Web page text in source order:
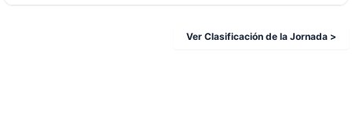
Ver Clasificación de la Jornada >